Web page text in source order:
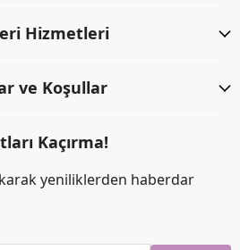
Hizmetleri
ve Koşullar
Kaçırma!
yeniliklerden haberdar